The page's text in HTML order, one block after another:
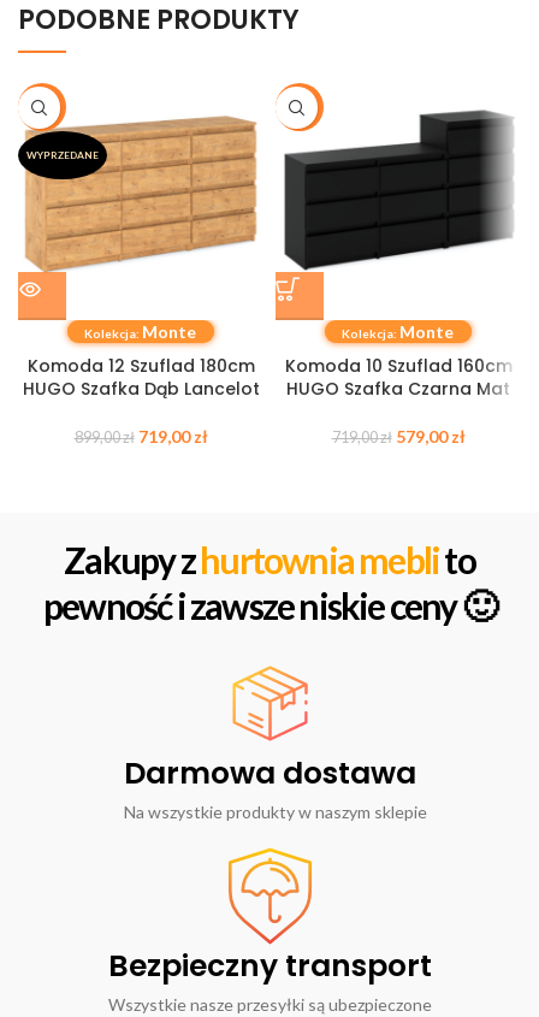
PODOBNE PRODUKTY
-20%
WYPRZEDANE
Kolekcja: Monte
Komoda 12 Szuflad 180cm
HUGO Szafka Dąb Lancelot
899,00zł 719,00zł
-19%
Kolekcja: Monte
Komoda 10 Szuflad 160cm
HUGO Szafka Czarna Mat
719,00zł 579,00zł
Zakupy zhurtownia meblito
pewność i zawsze niskie ceny 🙂
Darmowa dostawa
Na wszystkie produkty w naszym sklepie
Bezpieczny transport
Wszystkie nasze przesyłki są ubezpieczone